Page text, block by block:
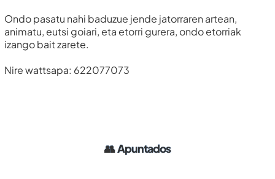
Ondo pasatu nahi baduzue jende jatorraren artean,
animatu, eutsi goiari, eta etorri gurera, ondo etorriak
izango bait zarete.
Nire wattsapa: 622077073
👥Apuntados